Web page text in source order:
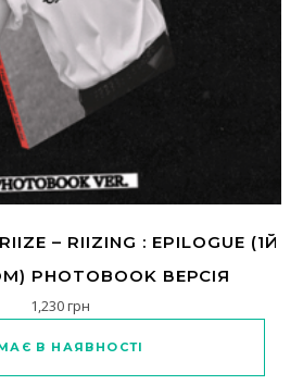
– RIIZING : EPILOGUE (1Й
PHOTOBOOK ВЕРСІЯ
1,230грн
В НАЯВНОСТІ